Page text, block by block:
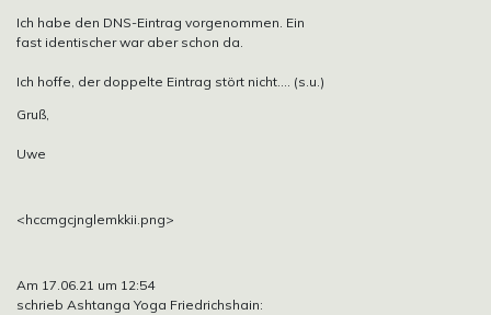
Ich habe den DNS-Eintrag vorgenommen. Ein
fast identischer war aber schon da.
Ich hoffe, der doppelte Eintrag stört nicht…. (s.u.)
Gruß,
Uwe
<hccmgcjnglemkkii.png>
Am 17.06.21 um 12:54
schrieb Ashtanga Yoga Friedrichshain: